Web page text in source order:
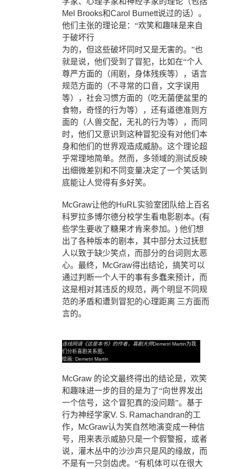
Mel Brooks和Carol Burnett说过的话）。
他们主张的理论是：“欢笑和趣味是来自
于破坏行
为的，但这些破坏同时又是无害的。”也
就是说，他们受到了冒犯，比如在“个人
尊严方面的（闹剧，身体残疾等），语言
规范方面的（不寻常的口音，文字误用
等），社会习惯方面的（吃无菌便盆里的
食物，奇怪的行为等），还有道德准则方
面的（人兽交配，无礼的行为等），而同
时，他们又意识到这种冒犯没有对他们本
身和他们的世界观造成威胁。这个理论超
乎常理地简单。然而，多领域的测试反映
出细微差别和不同变量决定了一个笑话到
底能让人觉得有多好笑。
McGraw让他的HuRL实验室团队给上百名
科罗拉多博尔德分校学生看电影剧本。 (有
些学生要收了糖果才肯来参加。 ) 他们想
出了各种版本的剧本，其中部分太过抚慰
人以致于缺少笑点，而部分的台词则太恶
心。最终，
McGraw得出结论，搞笑可以
通过判断一个人干的事有多蠢来预计，而
这是相对其违反的规范，两个明显不同规
范的矛盾和遭到冒犯的心理距离 三方面而
言的。
连线网请《这是本书》的作者，喜剧大师Demetri Martin为我
们分析喜剧关系图。
绘画: Demetri Martin
McGraw 的论文最终得出的结论是，欢笑
和趣味进一步的目的是为了“向世界发出
一个信号，这个冒犯真的没问题”。基于
行为神经学家V. S. Ramachandran的工
作，
McGraw认为笑自然地演变成一种信
号，用来表示威胁只是一个假警报，或者
说，灌木丛中的沙沙声只是风的缘故，而
不是有一只剑齿虎。“有机体可以在很大